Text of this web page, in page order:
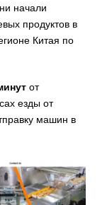
начали
продуктов в
Китая по
от
езды от
машин в